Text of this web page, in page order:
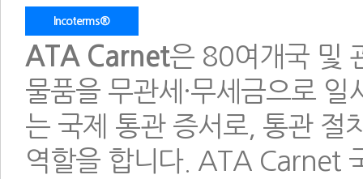
Incoterms®
ATA Carnet은 80여개국 및
물품을 무관세·무세금으로
는 국제 통관 증서로, 통관 절
역할을 합니다. ATA Carnet